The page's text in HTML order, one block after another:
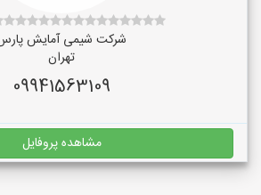
شرکت شیمی آمایش
تهران
09941563109
مشاهده پروفایل